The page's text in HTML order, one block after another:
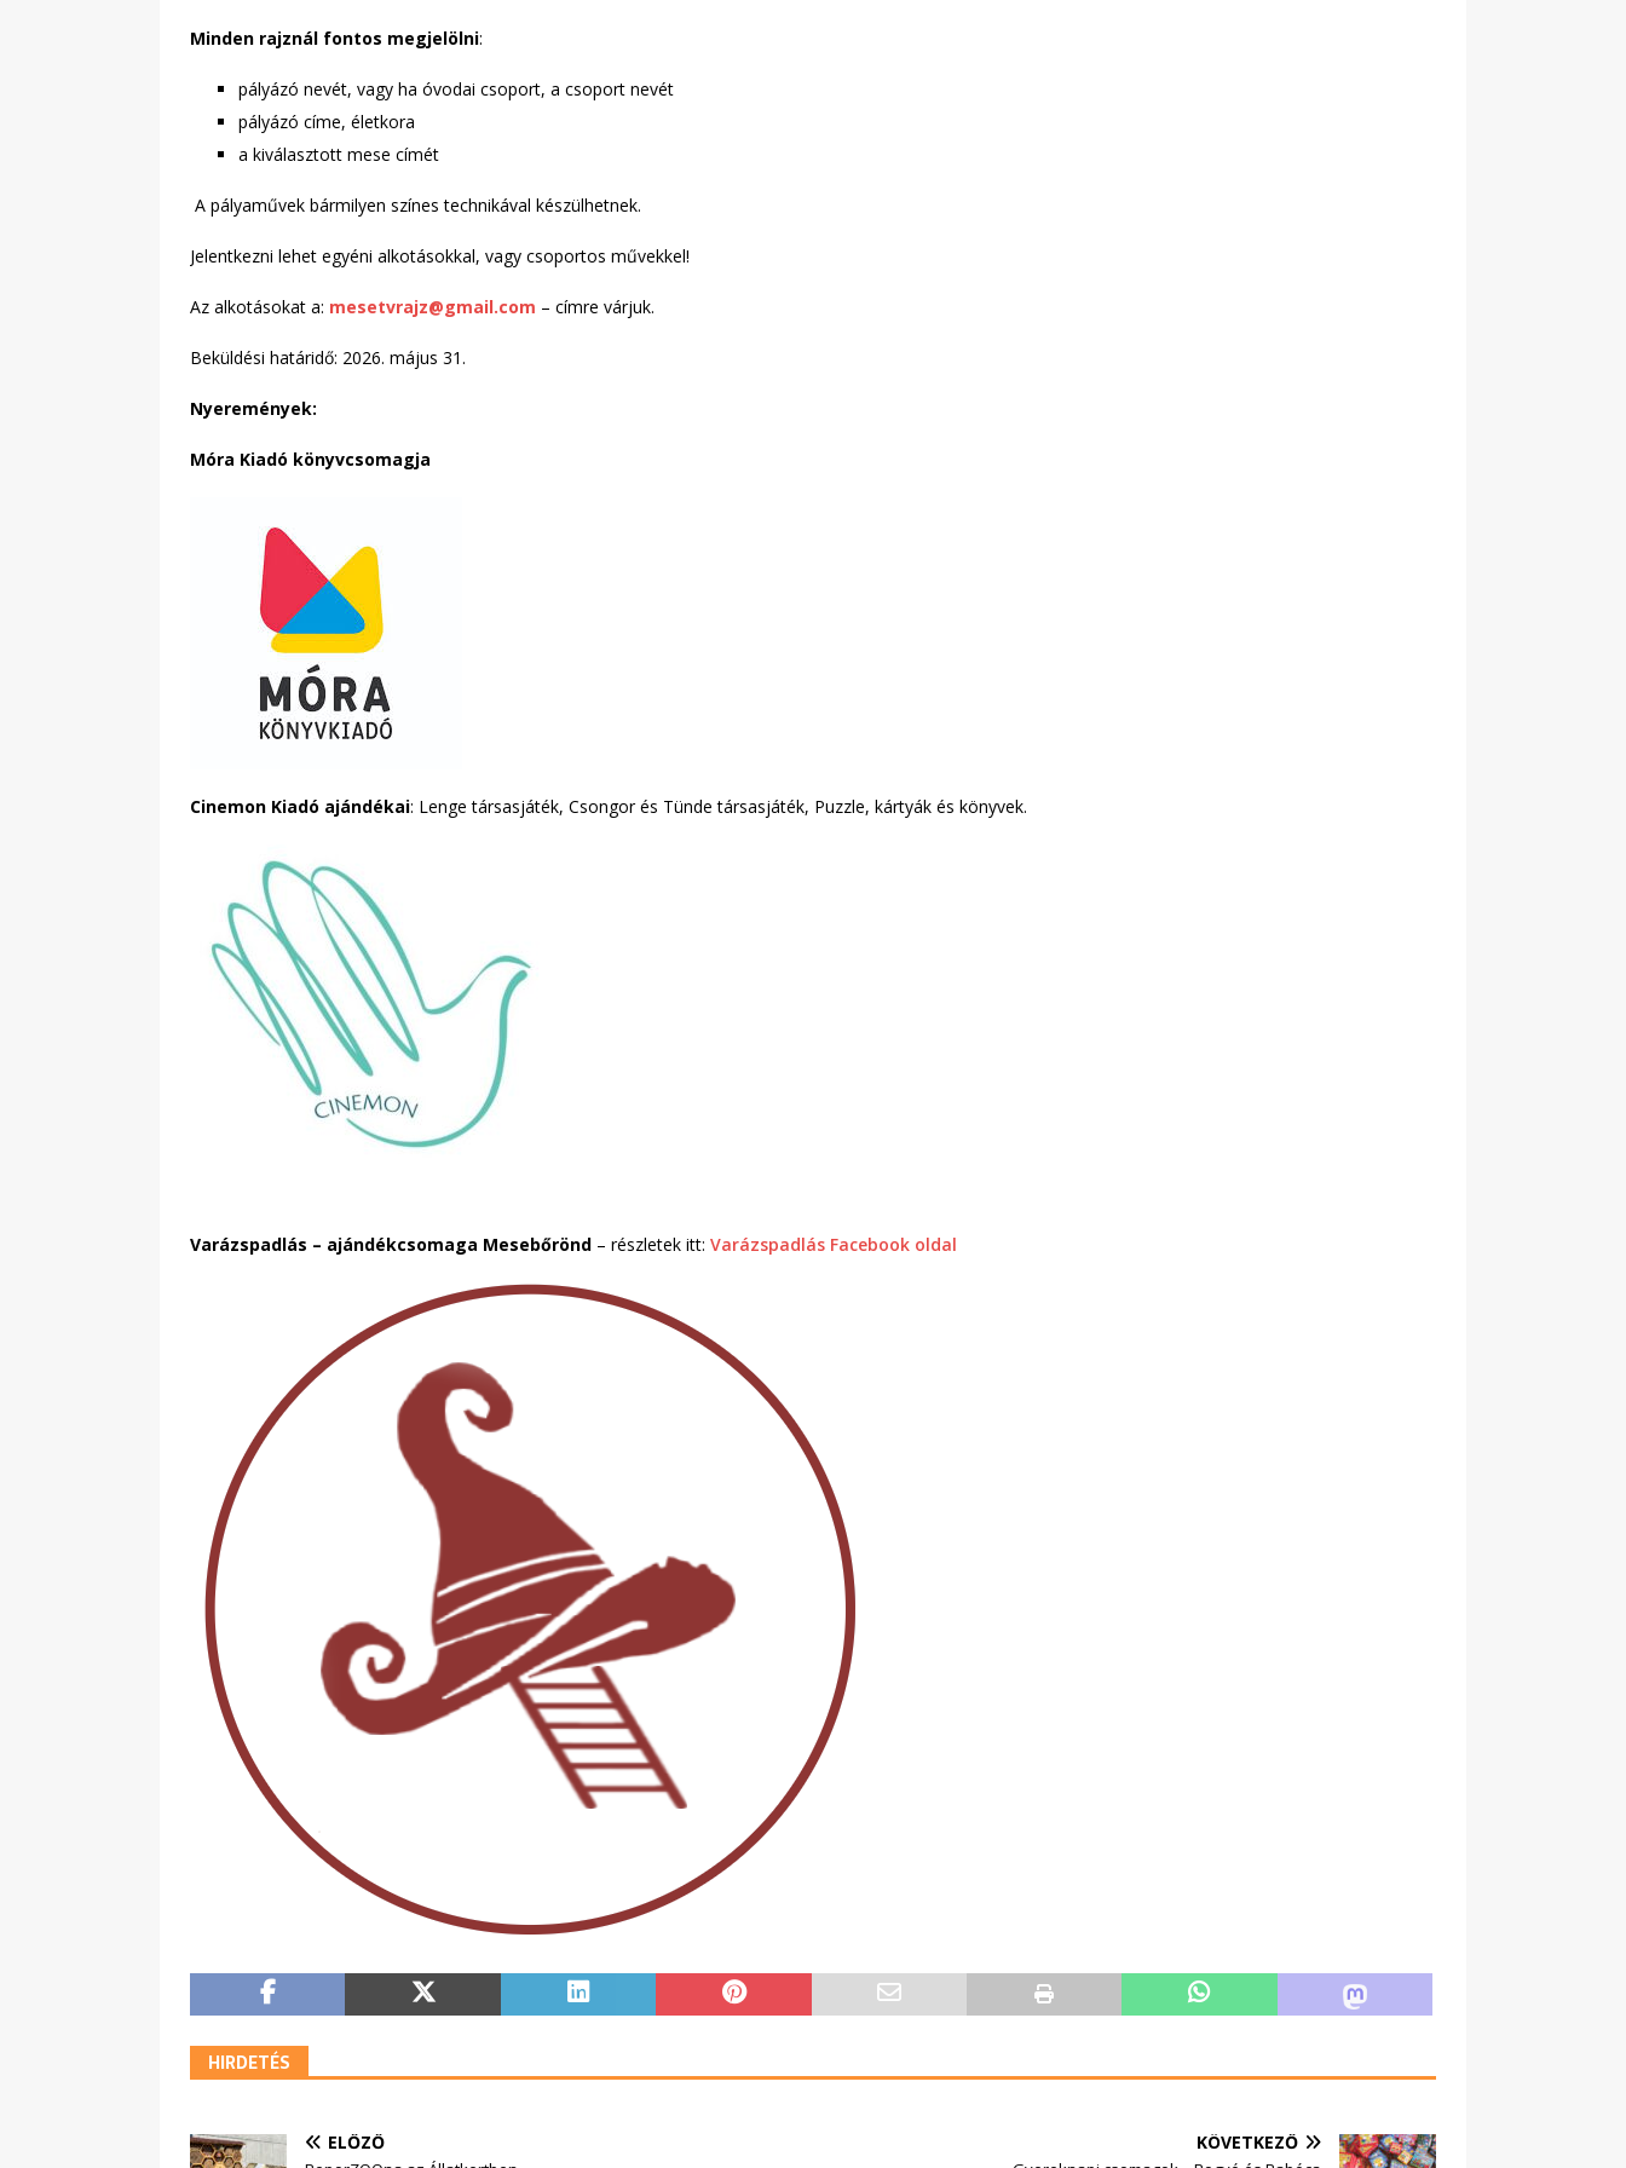
Minden rajznál fontos megjelölni:
pályázó nevét, vagy ha óvodai csoport, a csoport nevét
pályázó címe, életkora
a kiválasztott mese címét
A pályaművek bármilyen színes technikával készülhetnek.
Jelentkezni lehet egyéni alkotásokkal, vagy csoportos művekkel!
Az alkotásokat a: mesetvrajz@gmail.com – címre várjuk.
Beküldési határidő: 2026. május 31.
Nyeremények:
Móra Kiadó könyvcsomagja
Cinemon Kiadó ajándékai: Lenge társasjáték, Csongor és Tünde társasjáték, Puzzle, kártyák és könyvek.
Varázspadlás – ajándékcsomaga Mesebőrönd – részletek itt: Varázspadlás Facebook oldal
HIRDETÉS
ELŐZŐ KÖVETKEZŐ